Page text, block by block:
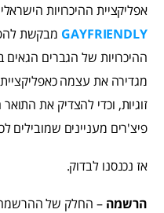
אפליקציית ההיכרויות
GAYFRIENDLY מבקשת
ההיכרויות של הגברים
מגדירה את עצמה כאפליקציית
זוגיות, וכדי להצדיק את
פיצ'רים מעניינים שמובילים
אז נכנסנו לבדוק.
הרשמה – החלק של